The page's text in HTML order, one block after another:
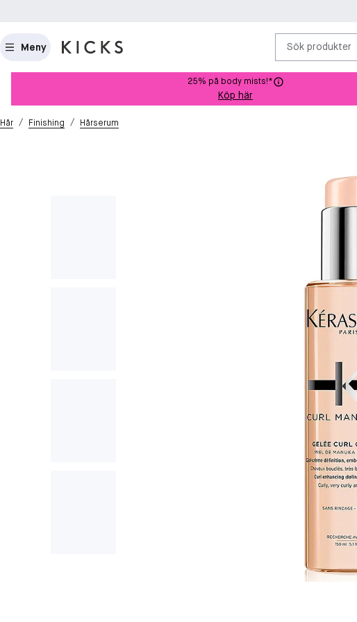
Meny Sök produkter
25% på body mists!*
Köp här
Hår / Finishing / Hårserum